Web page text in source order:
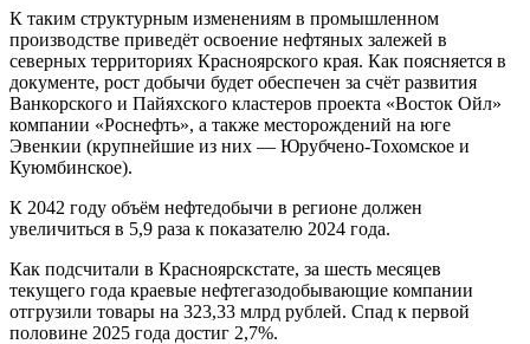
К таким структурным изменениям в промышленном
производстве приведёт освоение нефтяных залежей в
северных территориях Красноярского края. Как поясняется в
документе, рост добычи будет обеспечен за счёт развития
Ванкорского и Пайяхского кластеров проекта «Восток Ойл»
компании «Роснефть», а также месторождений на юге
Эвенкии (крупнейшие из них — Юрубчено-Тохомское и
Куюмбинское).
К 2042 году объём нефтедобычи в регионе должен
увеличиться в 5,9 раза к показателю 2024 года.
Как подсчитали в Красноярскстате, за шесть месяцев
текущего года краевые нефтегазодобывающие компании
отгрузили товары на 323,33 млрд рублей. Спад к первой
половине 2025 года достиг 2,7%.